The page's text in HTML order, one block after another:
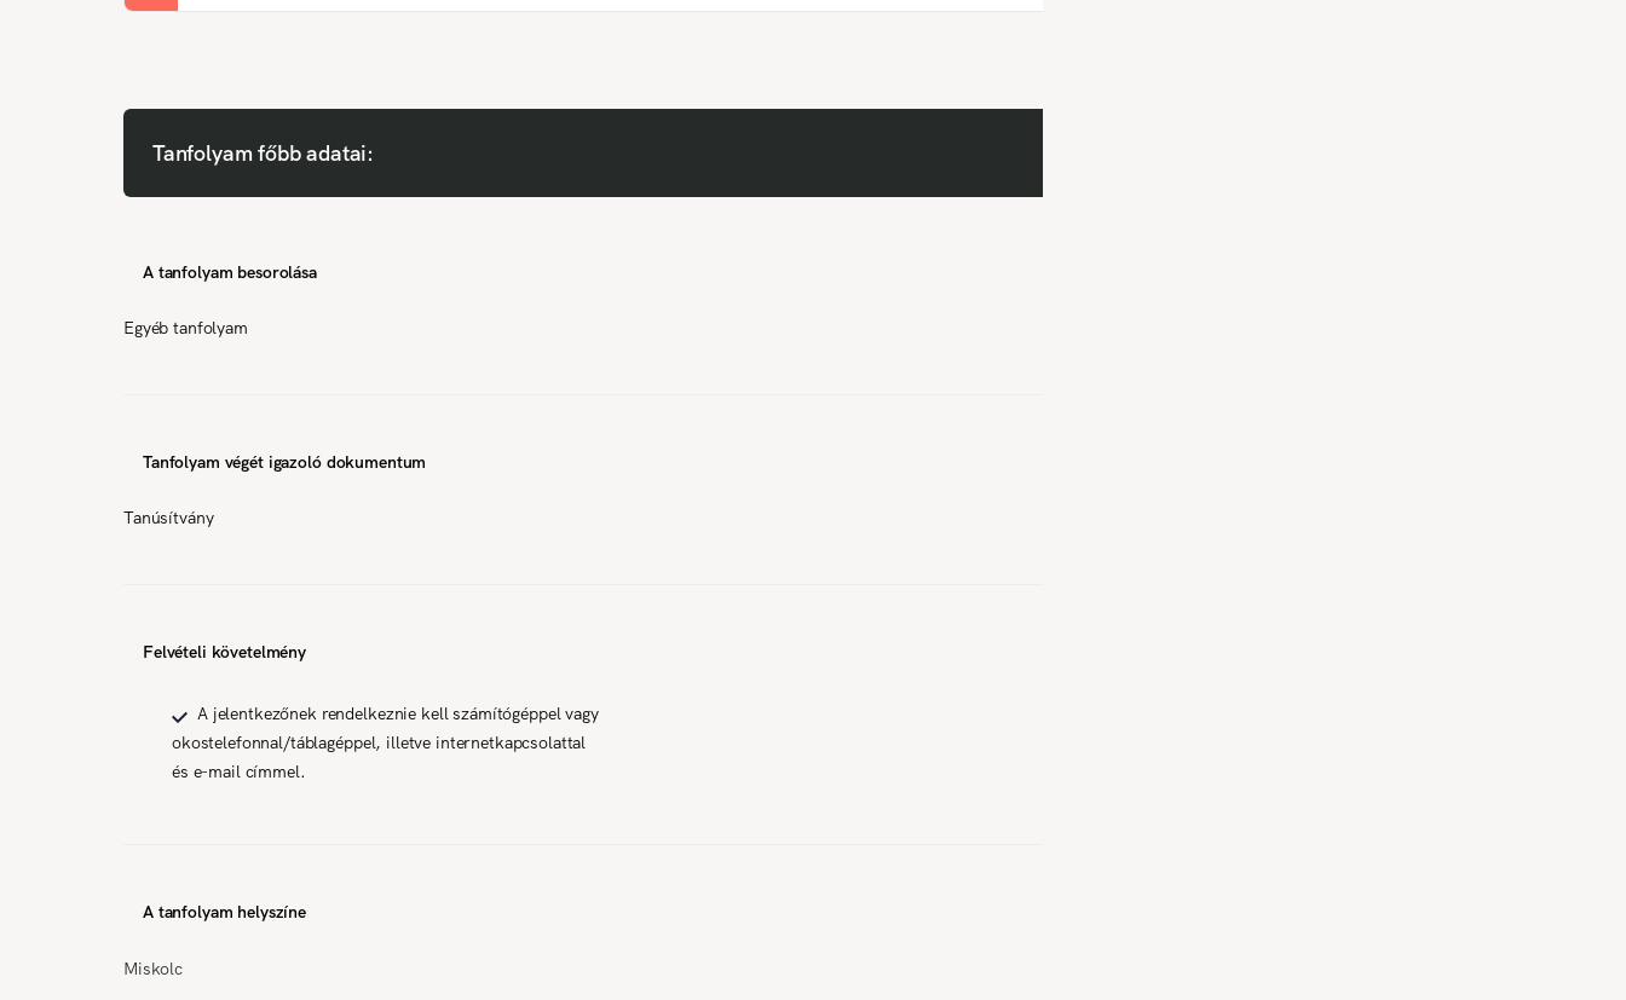
Tanfolyam főbb adatai:
A tanfolyam besorolása
Egyéb tanfolyam
Tanfolyam végét igazoló dokumentum
Tanúsítvány
Felvételi követelmény
A jelentkezőnek rendelkeznie kell számítógéppel vagy
okostelefonnal/táblagéppel, illetve internetkapcsolattal
és e-mail címmel.
A tanfolyam helyszíne
Miskolc